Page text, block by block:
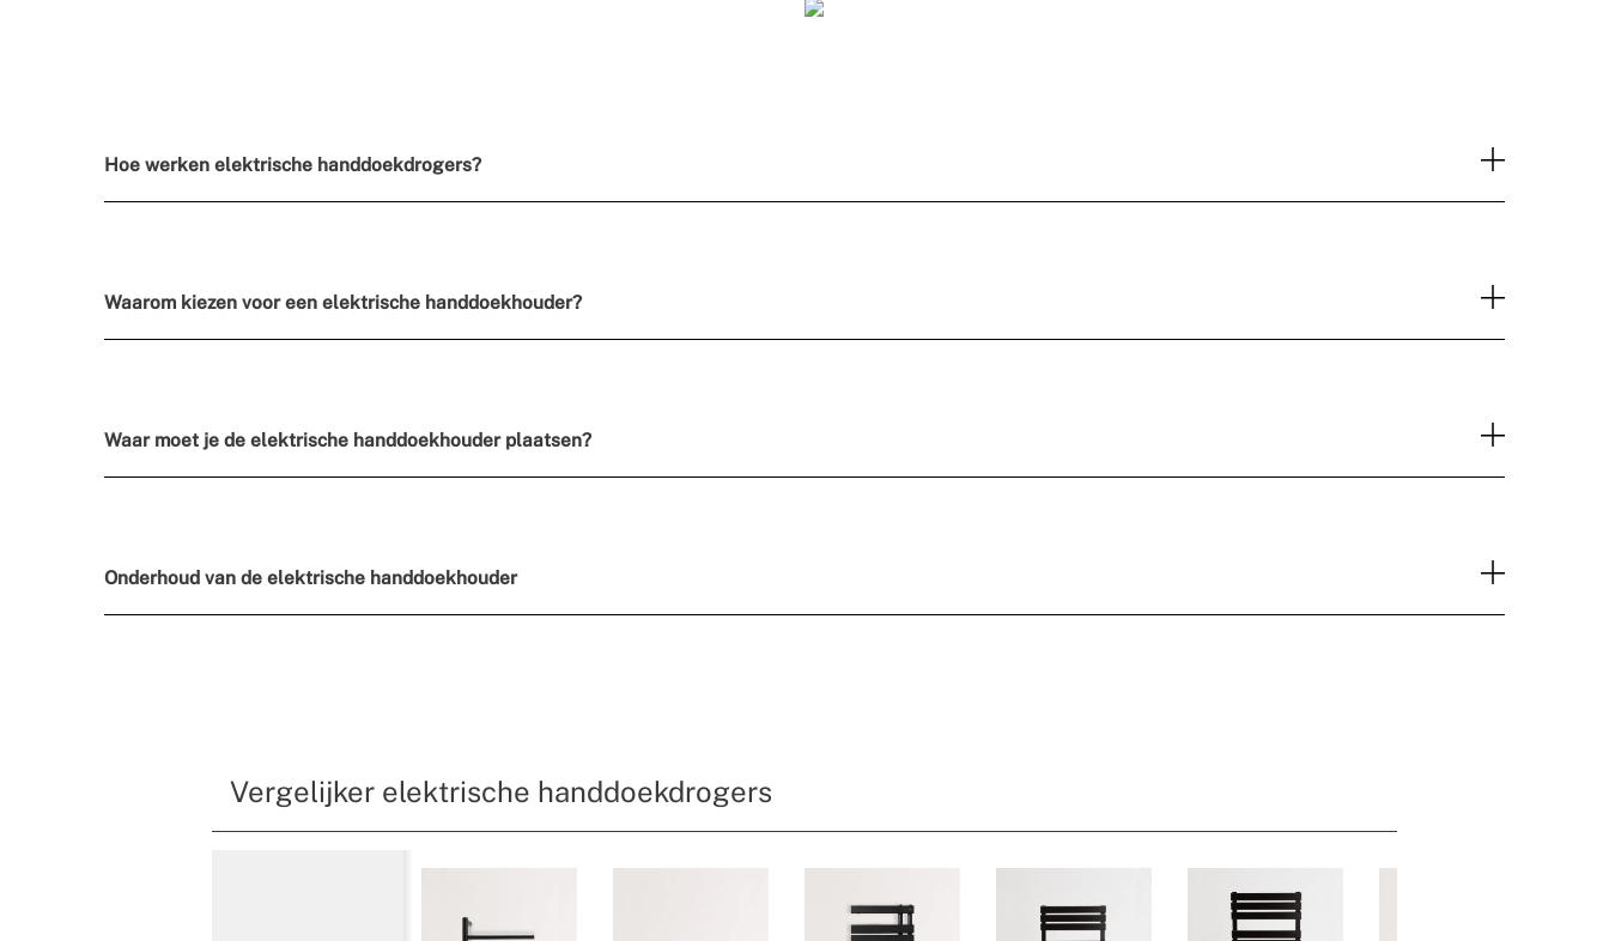
Hoe werken elektrische handdoekdrogers?
Waarom kiezen voor een elektrische handdoekhouder?
Waar moet je de elektrische handdoekhouder plaatsen?
Onderhoud van de elektrische handdoekhouder
Vergelijker elektrische handdoekdrogers